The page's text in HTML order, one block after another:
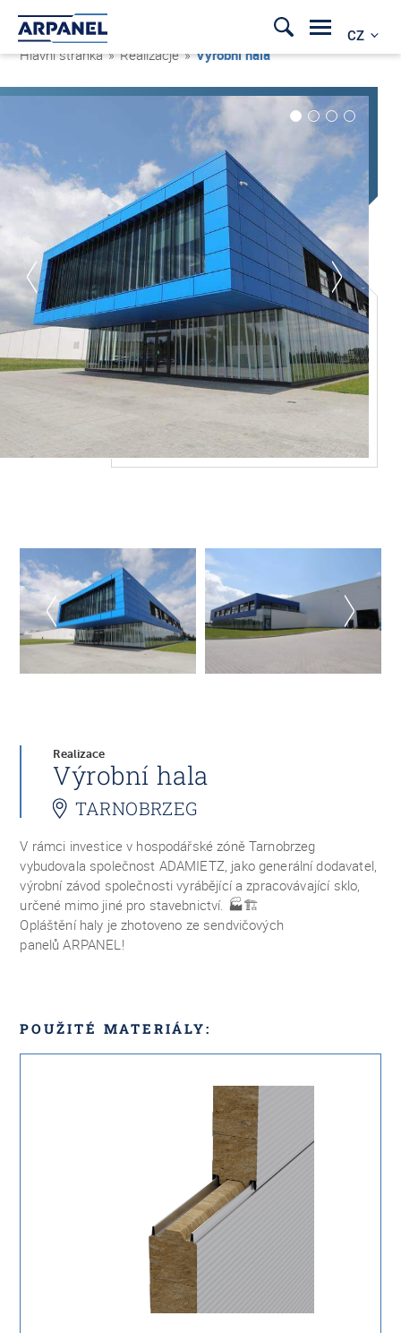
CZ
Hlavní stránka » Realizacje »Výrobní hala
Realizace
Výrobní hala
TARNOBRZEG
V rámci investice v hospodářské zóně Tarnobrzeg
vybudovala společnost ADAMIETZ, jako generální dodavatel,
výrobní závod společnosti vyrábějící a zpracovávající sklo,
určené mimo jiné pro stavebnictví. 🏭🏗️
Opláštění haly je zhotoveno ze sendvičových
panelů ARPANEL!
POUŽITÉ MATERIÁLY: